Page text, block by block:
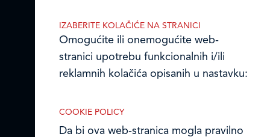
Prodajni centri
Ledo u inozemstvu
Obavijest o Privatnosti i Kolačići
COOKIE POLICY
Da bi ova web-stranica mogla pravilno
IZABERITE KOLAČIĆE NA STRANICI
Omogućite ili onemogućite web-
stranici upotrebu funkcionalnih i/ili
reklamnih kolačića opisanih u nastavku: